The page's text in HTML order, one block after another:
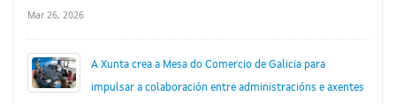
Mar 26, 2026
A Xunta crea a Mesa do Comercio de Galicia para
impulsar a colaboración entre administracións e axentes